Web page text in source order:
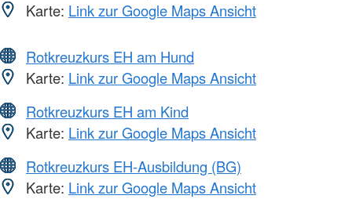
Karte: Link zur Google Maps Ansicht
Rotkreuzkurs EH am Hund
Karte: Link zur Google Maps Ansicht
Rotkreuzkurs EH am Kind
Karte: Link zur Google Maps Ansicht
Rotkreuzkurs EH-Ausbildung (BG)
Karte: Link zur Google Maps Ansicht